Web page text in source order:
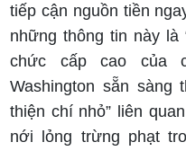
tiếp cận nguồn tiền
những thông tin này là
chức cấp cao của
Washington sẵn sàng
thiện chí nhỏ” liên
nới lỏng trừng phạt